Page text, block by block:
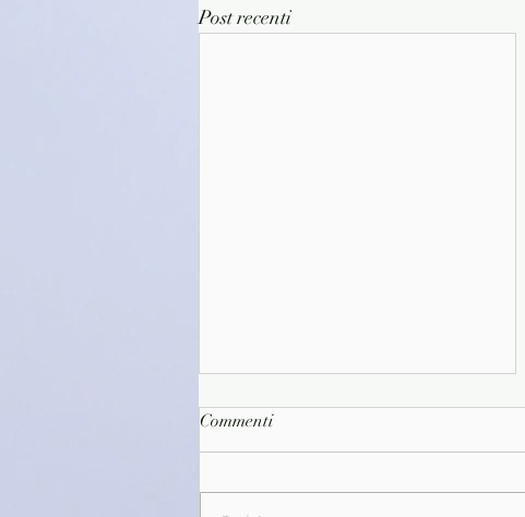
Post recenti
Commenti